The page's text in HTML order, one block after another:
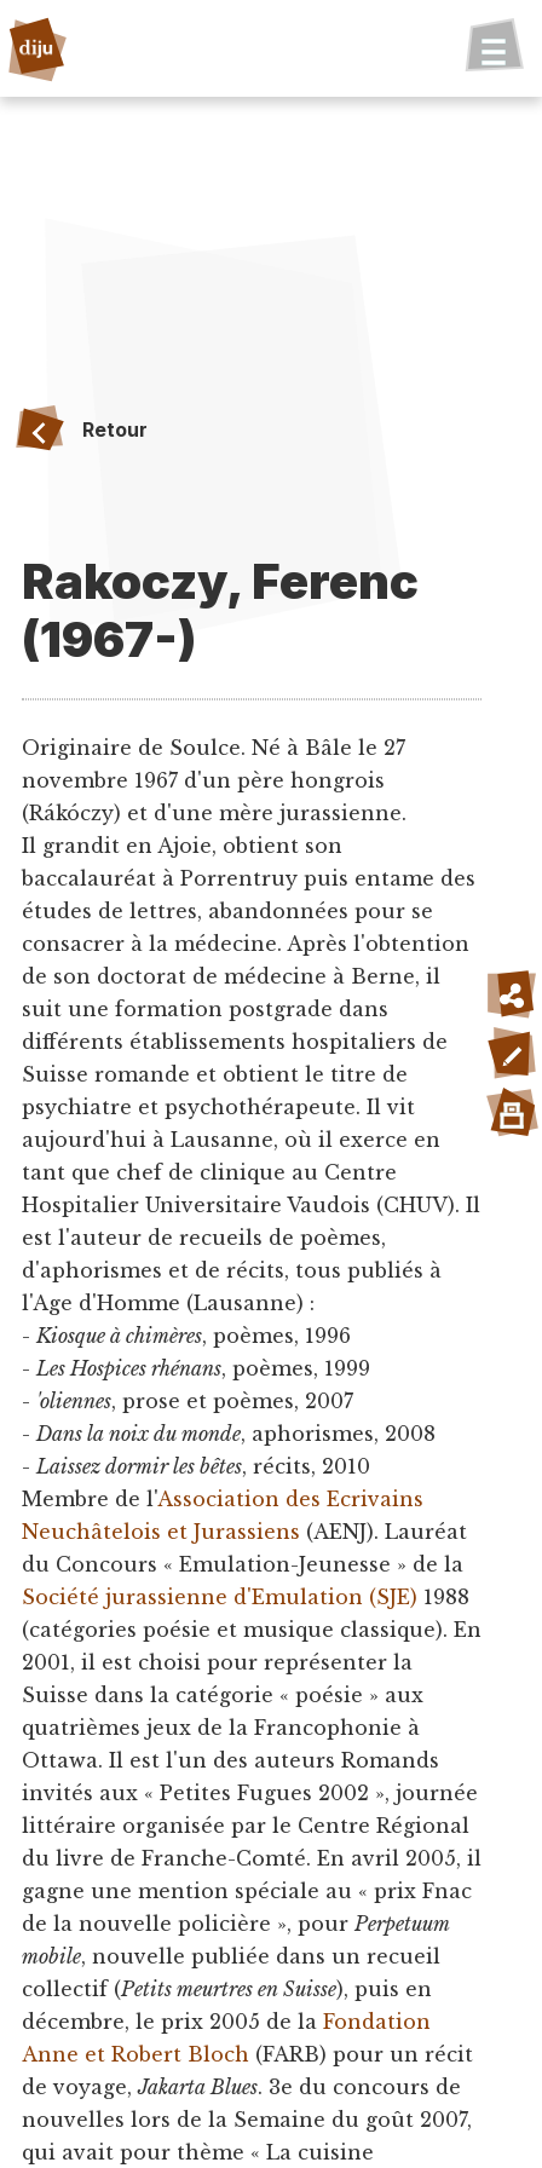
Retour
Rakoczy, Ferenc
(1967-)
Originaire de Soulce. Né à Bâle le 27
novembre 1967 d'un père hongrois
(Rákóczy) et d'une mère jurassienne.
Il grandit en Ajoie, obtient son
baccalauréat à Porrentruy puis entame des
études de lettres, abandonnées pour se
consacrer à la médecine. Après l'obtention
de son doctorat de médecine à Berne, il
suit une formation postgrade dans
différents établissements hospitaliers de
Suisse romande et obtient le titre de
psychiatre et psychothérapeute. Il vit
aujourd'hui à Lausanne, où il exerce en
tant que chef de clinique au Centre
Hospitalier Universitaire Vaudois (CHUV). Il
est l'auteur de recueils de poèmes,
d'aphorismes et de récits, tous publiés à
l'Age d'Homme (Lausanne) :
- Kiosque à chimères, poèmes, 1996
- Les Hospices rhénans, poèmes, 1999
- 'oliennes, prose et poèmes, 2007
- Dans la noix du monde, aphorismes, 2008
- Laissez dormir les bêtes, récits, 2010
Membre de l'Association des Ecrivains
Neuchâtelois et Jurassiens (AENJ). Lauréat
du Concours « Emulation-Jeunesse » de la
Société jurassienne d'Emulation (SJE) 1988
(catégories poésie et musique classique). En
2001, il est choisi pour représenter la
Suisse dans la catégorie « poésie » aux
quatrièmes jeux de la Francophonie à
Ottawa. Il est l'un des auteurs Romands
invités aux « Petites Fugues 2002 », journée
littéraire organisée par le Centre Régional
du livre de Franche-Comté. En avril 2005, il
gagne une mention spéciale au « prix Fnac
de la nouvelle policière », pour Perpetuum
mobile, nouvelle publiée dans un recueil
collectif (Petits meurtres en Suisse), puis en
décembre, le prix 2005 de la Fondation
Anne et Robert Bloch (FARB) pour un récit
de voyage,Jakarta Blues. 3e du concours de
nouvelles lors de la Semaine du goût 2007,
qui avait pour thème « La cuisine